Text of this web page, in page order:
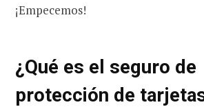
¡Empecemos!
¿Qué es el seguro de
protección de